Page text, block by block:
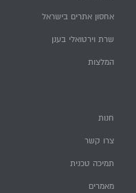
אחסון אתרים בישראל
שרת וירטואלי בענן
המלצות
חנות
צרו קשר
תמיכה טכנית
מאמרים